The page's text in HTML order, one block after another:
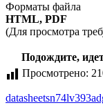
Форматы файла
HTML, PDF
(Для просмотра
Подождите,
Просмотрено:
datasheet